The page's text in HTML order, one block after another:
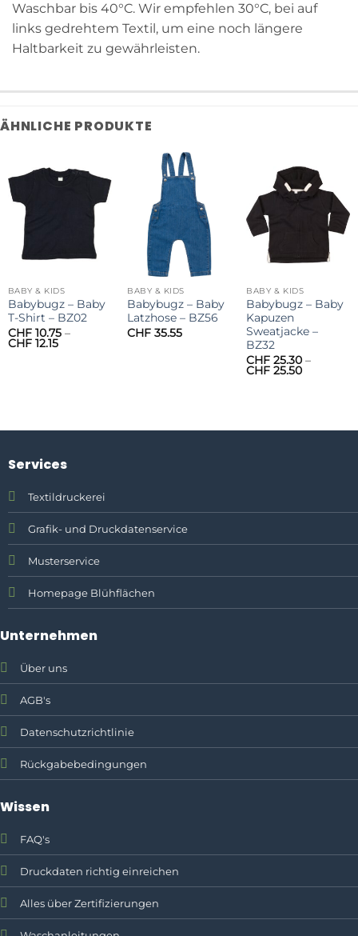
Waschbar bis 40°C. Wir empfehlen 30°C, bei auf
links gedrehtem Textil, um eine noch längere
Haltbarkeit zu gewährleisten.
ÄHNLICHE PRODUKTE
BABY & KIDS
Babybugz – Baby
T-Shirt – BZ02
CHF10.75 –
CHF12.15Preisspanne:
BABY & KIDS
Babybugz – Baby
Latzhose – BZ56
CHF 35.55
BABY & KIDS
Babybugz – Baby
Kapuzen
Sweatjacke –
BZ32
CHF 25.30 –
CHF 25.50
Services
Textildruckerei
Grafik- und Druckdatenservice
Musterservice
Homepage Blühflächen
Unternehmen
Über uns
AGB's
Datenschutzrichtlinie
Rückgabebedingungen
Wissen
FAQ's
Druckdaten richtig einreichen
Alles über Zertifizierungen